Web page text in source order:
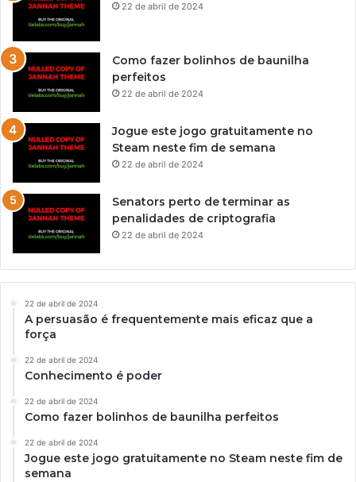
22 de abril de 2024
Como fazer bolinhos de baunilha
perfeitos
22 de abril de 2024
Jogue este jogo gratuitamente no
Steam neste fim de semana
22 de abril de 2024
Senators perto de terminar as
penalidades de criptografia
22 de abril de 2024
22 de abril de 2024
A persuasão é frequentemente mais eficaz que a
força
22 de abril de 2024
Conhecimento é poder
22 de abril de 2024
Como fazer bolinhos de baunilha perfeitos
22 de abril de 2024
Jogue este jogo gratuitamente no Steam neste fim de
semana